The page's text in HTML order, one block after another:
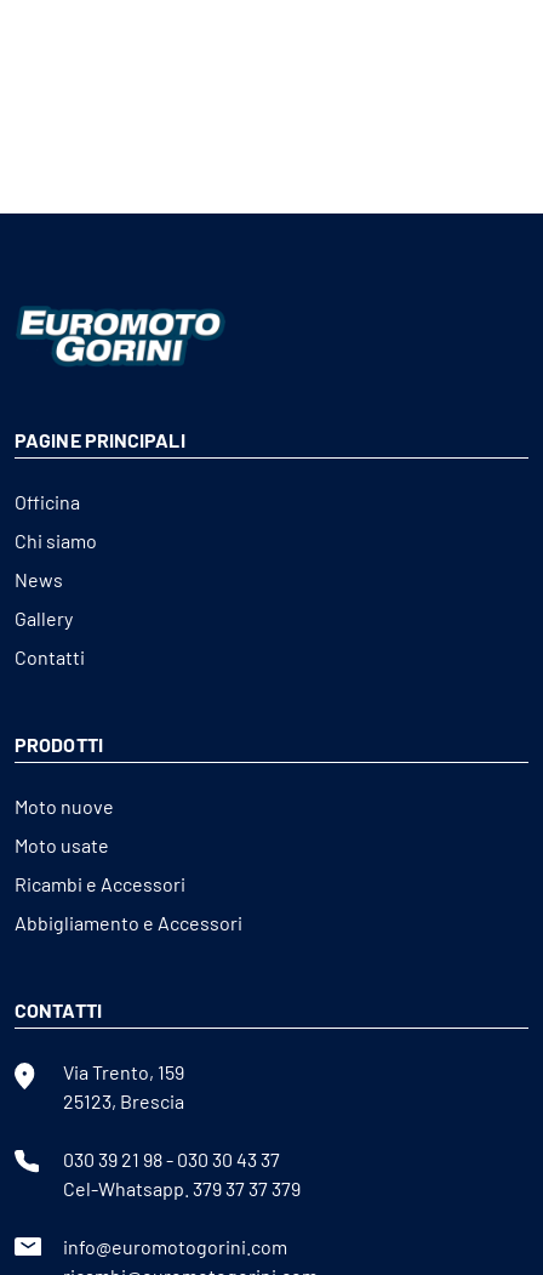
PAGINE PRINCIPALI
Officina
Chi siamo
News
Gallery
Contatti
PRODOTTI
Moto nuove
Moto usate
Ricambi e Accessori
Abbigliamento e Accessori
CONTATTI
Via Trento, 159
25123, Brescia
030 39 21 98- 030 30 43 37
Cel-Whatsapp. 379 37 37 379
info@euromotogorini.com